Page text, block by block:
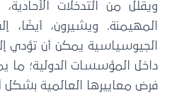
ويقلل من التدخلات
المهيمنة. ويشيرون، أيضًا،
الجيوسياسية يمكن أن تؤدي
داخل المؤسسات الدولية؛ ما
فرض معاييرها العالمية بشكل